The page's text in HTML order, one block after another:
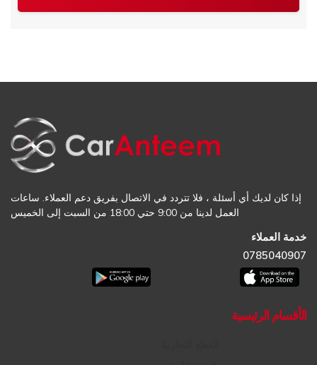
إذا كان لديك أي أسئلة ، فلا تتردد في الاتصال بفريق دعم العملاء. ساعات
العمل لدينا من 9:00 حتي 18:00 من السبت إلى الخميس
خدمة العملاء
0785040907
الأقسام الرئيسية